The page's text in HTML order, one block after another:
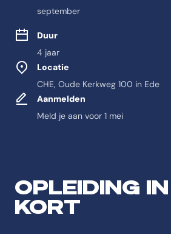
september
Duur
4 jaar
Locatie
CHE, Oude Kerkweg 100 in Ede
Aanmelden
Meld je aan voor 1 mei
Antwoord-
De opleiding Journalistiek is een Bachelor
OPLEIDING
KORT